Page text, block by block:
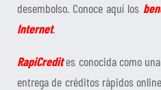
desembolso. Conoce aquí los
Internet.
RapiCredites conocida como
entrega de créditos rápidos